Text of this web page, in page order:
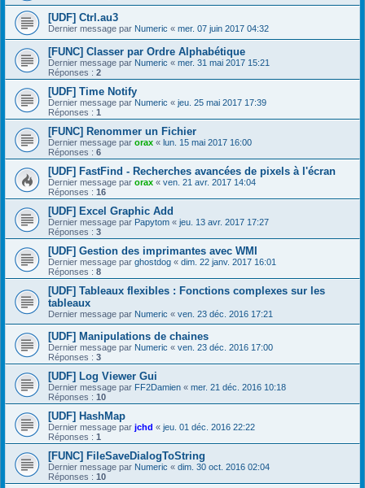
[UDF] Ctrl.au3
Dernier message par Numeric « mer. 07 juin 2017 04:32
[FUNC] Classer par Ordre Alphabétique
Dernier message par Numeric « mer. 31 mai 2017 15:21
Réponses : 2
[UDF] Time Notify
Dernier message par Numeric « jeu. 25 mai 2017 17:39
Réponses : 1
[FUNC] Renommer un Fichier
Dernier message par orax « lun. 15 mai 2017 16:00
Réponses : 6
[UDF] FastFind - Recherches avancées de pixels à l'écran
Dernier message par orax « ven. 21 avr. 2017 14:04
Réponses : 16
[UDF] Excel Graphic Add
Dernier message par Papytom « jeu. 13 avr. 2017 17:27
Réponses : 3
[UDF] Gestion des imprimantes avec WMI
Dernier message par ghostdog « dim. 22 janv. 2017 16:01
Réponses : 8
[UDF] Tableaux flexibles : Fonctions complexes sur les
tableaux
Dernier message par Numeric « ven. 23 déc. 2016 17:21
[UDF] Manipulations de chaines
Dernier message par Numeric « ven. 23 déc. 2016 17:00
Réponses : 3
[UDF] Log Viewer Gui
Dernier message par FF2Damien « mer. 21 déc. 2016 10:18
Réponses : 10
[UDF] HashMap
Dernier message par jchd « jeu. 01 déc. 2016 22:22
Réponses : 1
[FUNC] FileSaveDialogToString
Dernier message par Numeric « dim. 30 oct. 2016 02:04
Réponses : 10